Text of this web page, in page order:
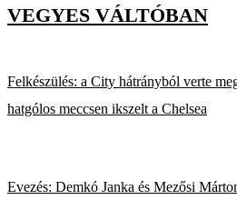
VEGYES VÁLTÓBAN
Felkészülés: a City hátrányból verte
hatgólos meccsen ikszelt a Chelsea
Evezés: Demkó Janka és Mezősi